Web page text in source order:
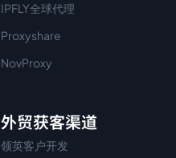
IPFLY全球代理
Proxyshare
NovProxy
外贸获客渠道
领英客户开发